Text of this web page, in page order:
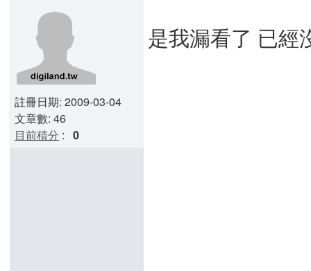
註冊日期: 2009-03-04
文章數: 46
目前積分 : 0
是我漏看了 已經